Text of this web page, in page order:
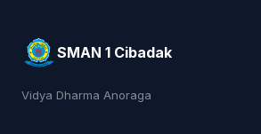
SMAN 1 Cibadak
Vidya Dharma Anoraga